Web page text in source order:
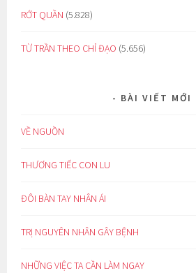
RỚT QUẦN (5.828)
TỪ TRẦN THEO CHỈ ĐẠO (5.656)
BÀI VIẾT MỚI
VỀ NGUỒN
THƯƠNG TIẾC CON LU
ĐÔI BÀN TAY NHÂN ÁI
TRỊ NGUYÊN NHÂN GÂY BỆNH
NHỮNG VIỆC TA CẦN LÀM NGAY